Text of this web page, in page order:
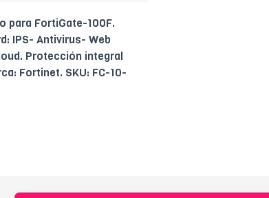
para FortiGate-100F.
IPS- Antivirus- Web
Protección integral
Fortinet. SKU: FC-10-